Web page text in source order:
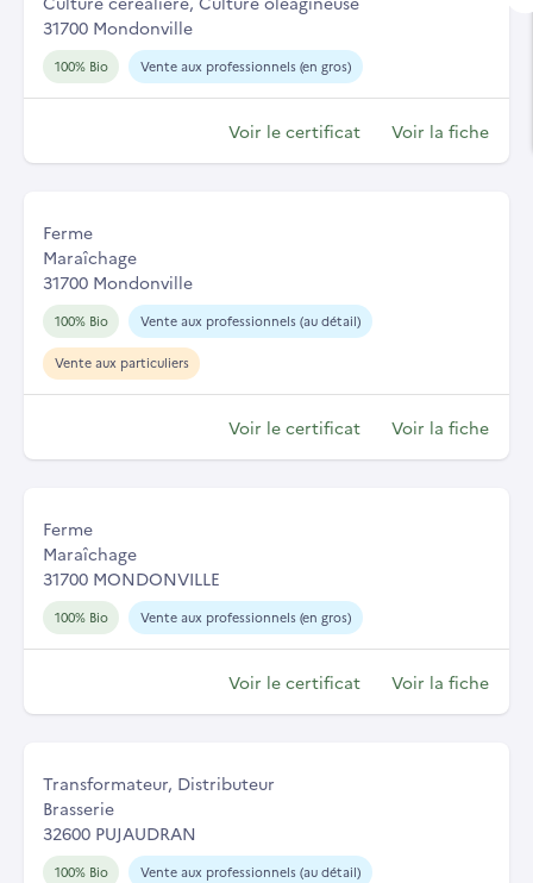
31700 Mondonville
100% Bio Vente aux professionnels (en gros)
Voir le certificat Voir la fiche
Ferme
Maraîchage
31700 Mondonville
100% Bio Vente aux professionnels (au détail)
Vente aux particuliers
Voir le certificat Voir la fiche
Ferme
Maraîchage
31700 MONDONVILLE
100% Bio Vente aux professionnels (en gros)
Voir le certificat Voir la fiche
Transformateur, Distributeur
Brasserie
32600 PUJAUDRAN
100% Bio Vente aux professionnels (au détail)